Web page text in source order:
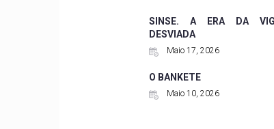
SINSE. A ERA DA
DESVIADA
Maio 17, 2026
O BANKETE
Maio 10, 2026